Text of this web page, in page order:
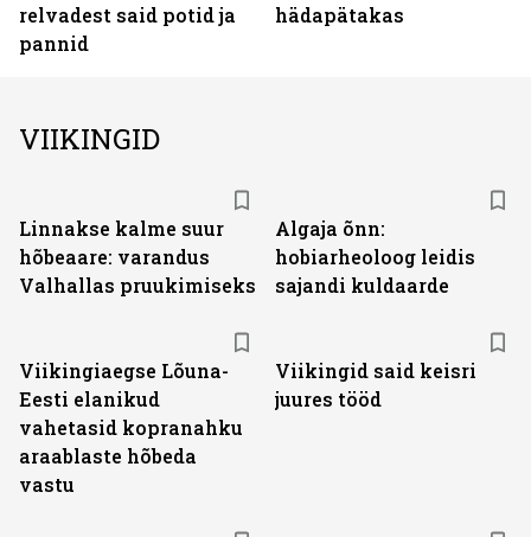
relvadest said potid ja
pannid
hädapätakas
VIIKINGID
Linnakse kalme suur
hõbeaare: varandus
Valhallas pruukimiseks
Algaja õnn:
hobiarheoloog leidis
sajandi kuldaarde
Viikingiaegse Lõuna-
Eesti elanikud
vahetasid kopranahku
araablaste hõbeda
vastu
Viikingid said keisri
juures tööd